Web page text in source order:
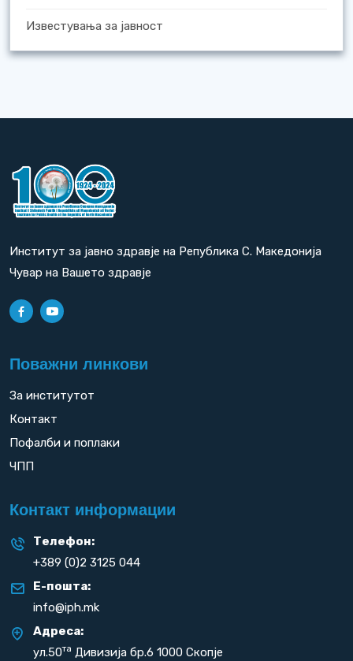
Известувања за јавност
Институт за јавно здравје на Република С. Македонија
Чувар на Вашето здравје
Поважни линкови
За институтот
Контакт
Пофалби и поплаки
ЧПП
Контакт информации
Телефон:
+389 (0)2 3125 044
Е-пошта:
info@iph.mk
Адреса:
ул.50та Дивизија бр.6 1000 Скопје